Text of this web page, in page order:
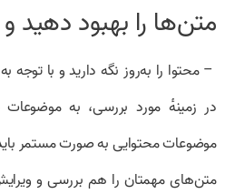
متن‌ها را بهبود دهید و
– محتوا را به‌روز نگه دارید و با توجه
در زمینهٔ مورد بررسی، به موضوعات
موضوعات محتوایی به صورت مستمر
متن‌های مهمتان را هم بررسی و